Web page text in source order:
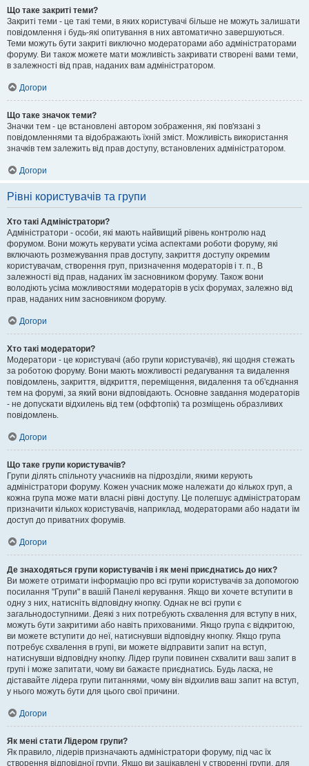
Що таке закриті теми?
Закриті теми - це такі теми, в яких користувачі більше не можуть залишати
повідомлення і будь-які опитування в них автоматично завершуються.
Теми можуть бути закриті виключно модераторами або адміністраторами
форуму. Ви також можете мати можливість закривати створені вами теми,
в залежності від прав, наданих вам адміністратором.
Догори
Що таке значок теми?
Значки тем - це встановлені автором зображення, які пов'язані з
повідомленнями та відображають їхній зміст. Можливість використання
значків тем залежить від прав доступу, встановлених адміністратором.
Догори
Рівні користувачів та групи
Хто такі Адміністратори?
Адміністратори - особи, які мають найвищий рівень контролю над
форумом. Вони можуть керувати усіма аспектами роботи форуму, які
включають розмежування прав доступу, закриття доступу окремим
користувачам, створення груп, призначення модераторів і т. п., В
залежності від прав, наданих їм засновником форуму. Також вони
володіють усіма можливостями модераторів в усіх форумах, залежно від
прав, наданих ним засновником форуму.
Догори
Хто такі модератори?
Модератори - це користувачі (або групи користувачів), які щодня стежать
за роботою форуму. Вони мають можливості редагування та видалення
повідомлень, закриття, відкриття, переміщення, видалення та об'єднання
тем на форумі, за який вони відповідають. Основне завдання модераторів
- не допускати відхилень від тем (оффтопік) та розміщень образливих
повідомлень.
Догори
Що таке групи користувачів?
Групи ділять спільноту учасників на підрозділи, якими керують
адміністратори форуму. Кожен учасник може належати до кількох груп, а
кожна група може мати власні рівні доступу. Це полегшує адміністраторам
призначити кількох користувачів, наприклад, модераторами або надати їм
доступ до приватних форумів.
Догори
Де знаходяться групи користувачів і як мені приєднатись до них?
Ви можете отримати інформацію про всі групи користувачів за допомогою
посилання "Групи" в вашій Панелі керування. Якщо ви хочете вступити в
одну з них, натисніть відповідну кнопку. Однак не всі групи є
загальнодоступними. Деякі з них потребують схвалення для вступу в них,
можуть бути закритими або навіть прихованими. Якщо група є відкритою,
ви можете вступити до неї, натиснувши відповідну кнопку. Якщо група
потребує схвалення в групі, ви можете відправити запит на вступ,
натиснувши відповідну кнопку. Лідер групи повинен схвалити ваш запит в
групі і може запитати, чому ви бажаєте приєднатись. Будь ласка, не
діставайте лідера групи питаннями, чому він відхилив ваш запит на вступ,
у нього можуть бути для цього свої причини.
Догори
Як мені стати Лідером групи?
Як правило, лідерів призначають адміністратори форуму, під час їх
створення відповідної групи. Якщо ви зацікавлені у створенні групи, для